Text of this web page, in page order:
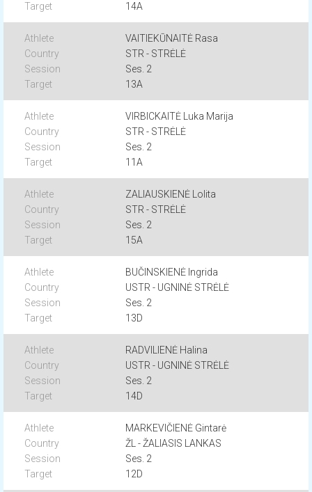
14A
VAITIEKŪNAITĖ Rasa
STR - STRĖLĖ
Ses. 2
13A
VIRBICKAITĖ Luka Marija
STR - STRĖLĖ
Ses. 2
11A
ZALIAUSKIENĖ Lolita
STR - STRĖLĖ
Ses. 2
15A
BUČINSKIENĖ Ingrida
USTR - UGNINĖ STRĖLĖ
Ses. 2
13D
RADVILIENĖ Halina
USTR - UGNINĖ STRĖLĖ
Ses. 2
14D
MARKEVIČIENĖ Gintarė
ŽL - ŽALIASIS LANKAS
Ses. 2
12D